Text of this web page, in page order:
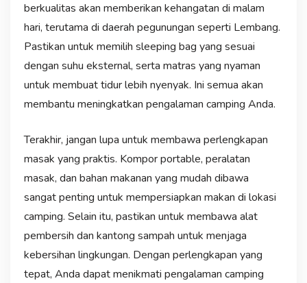
berkualitas akan memberikan kehangatan di malam
hari, terutama di daerah pegunungan seperti Lembang.
Pastikan untuk memilih sleeping bag yang sesuai
dengan suhu eksternal, serta matras yang nyaman
untuk membuat tidur lebih nyenyak. Ini semua akan
membantu meningkatkan pengalaman camping Anda.
Terakhir, jangan lupa untuk membawa perlengkapan
masak yang praktis. Kompor portable, peralatan
masak, dan bahan makanan yang mudah dibawa
sangat penting untuk mempersiapkan makan di lokasi
camping. Selain itu, pastikan untuk membawa alat
pembersih dan kantong sampah untuk menjaga
kebersihan lingkungan. Dengan perlengkapan yang
tepat, Anda dapat menikmati pengalaman camping